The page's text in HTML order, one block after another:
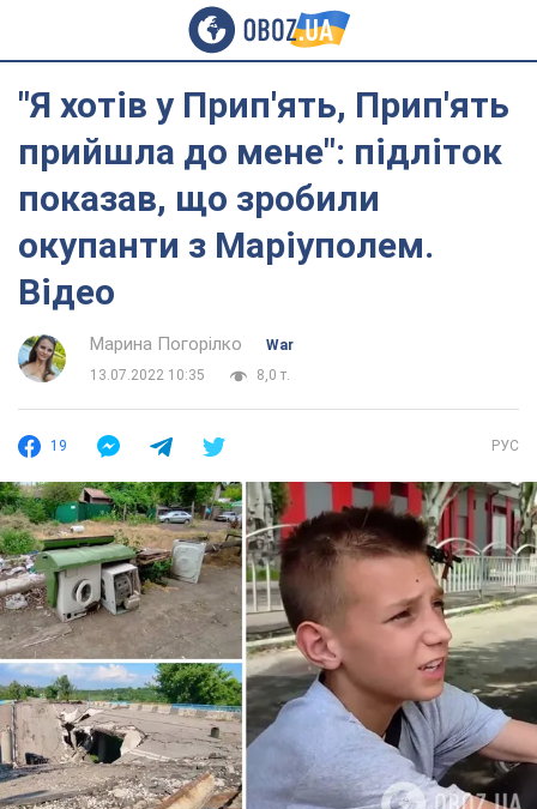
"Я хотів у Прип'ять, Прип'ять
прийшла до мене": підліток
показав, що зробили
окупанти з Маріуполем.
Відео
Марина Погорілко
War
13.07.2022 10:35
8,0 т.
19 РУС